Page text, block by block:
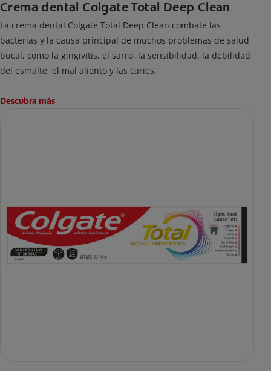
Crema dental Colgate Total Deep Clean
La crema dental Colgate Total Deep Clean combate las
bacterias y la causa principal de muchos problemas de salud
bucal, como la gingivitis, el sarro, la sensibilidad, la debilidad
del esmalte, el mal aliento y las caries.
Descubra más